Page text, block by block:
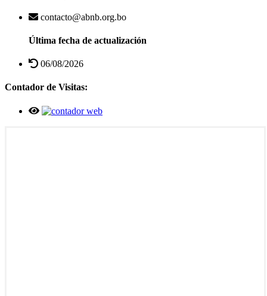
contacto@abnb.org.bo
Última fecha de actualización
06/08/2026
Contador de Visitas: